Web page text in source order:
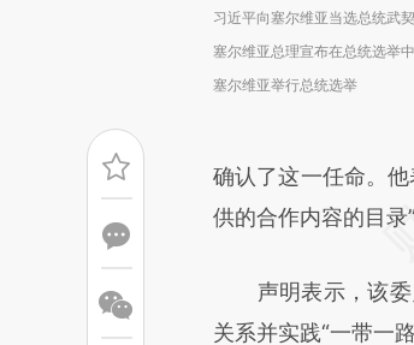
习近平向塞尔维亚当选总统武
塞尔维亚总理宣布在总统选举
塞尔维亚举行总统选举
确认了这一任命。
供的合作内容的目录”
声明表示，该委
关系并实践“一带一路